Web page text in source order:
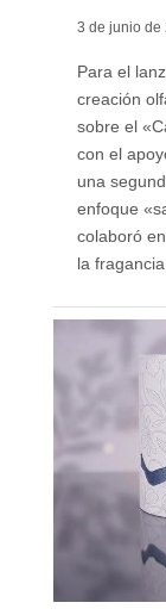
3 de junio de
Para el
creación
sobre el
con el
una
enfoque
colaboró
la fragancia